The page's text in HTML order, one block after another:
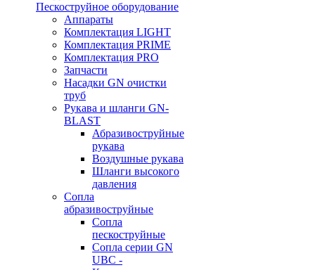
Пескоструйное оборудование
Аппараты
Комплектация LIGHT
Комплектация PRIME
Комплектация PRO
Запчасти
Насадки GN очистки
труб
Рукава и шланги GN-
BLAST
Абразивоструйные
рукава
Воздушные рукава
Шланги высокого
давления
Сопла
абразивоструйные
Сопла
пескоструйные
Сопла серии GN
UBC -